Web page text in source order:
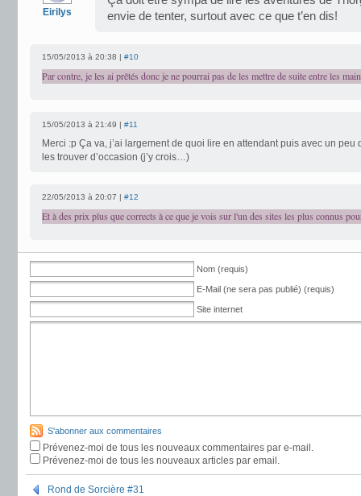
Eirilys
envie de tenter, surtout avec ce que t’en dis!
15/05/2013 à 20:38 | #10
Par contre, je les ai prêtés donc je ne pourrai pas de les mettre de suite entre les
15/05/2013 à 21:49 | #11
Merci :p Ça va, j’ai largement de quoi lire en attendant puis avec un peu
les trouver d’occasion (j’y crois…)
22/05/2013 à 20:07 | #12
Et à des prix plus que corrects à ce que je vois sur l'un des sites les plus connus
Nom (requis)
E-Mail (ne sera pas publié) (requis)
Site internet
S'abonner aux commentaires
Prévenez-moi de tous les nouveaux commentaires par e-mail.
Prévenez-moi de tous les nouveaux articles par email.
Rond de Sorcière #31